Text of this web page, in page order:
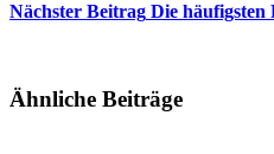
Nächster Beitrag Die häufigsten
Ähnliche Beiträge